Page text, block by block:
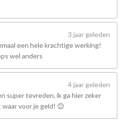
3 jaar geleden
een hele krachtige werking!
wel anders
4 jaar geleden
super tevreden, ik ga hier zeker
voor je geld! 😊